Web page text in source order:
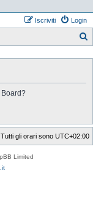
Login
Iscriviti
Tutti gli orari sono UTC+02:00
Limited